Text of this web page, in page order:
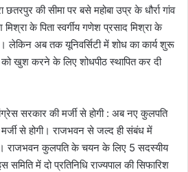
छतरपुर की सीमा पर बसे महोबा उप्र के धौर्रा गांव
के पिता स्वर्गीय गणेश प्रसाद मिश्रा के
लेकिन अब तक यूनिवर्सिटी में शोध का कार्य शुरू
खुश करने के लिए शोधपीठ स्थापित कर दी
सरकार की मर्जी से होगी : अब नए कुलपति
से होगी। राजभवन से जल्द ही संबंध में
है। राजभवन कुलपति के चयन के लिए 5 सदस्यीय
में दो प्रतिनिधि राज्यपाल की सिफारिश